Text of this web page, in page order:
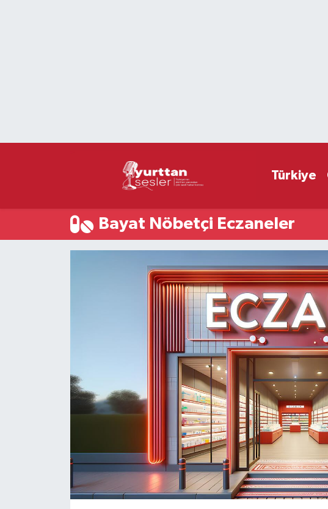
Türkiye
Bayat Nöbetçi Eczaneler
Süper Lig Puan Durumu ve Fikstür
Son Dakika Haberleri